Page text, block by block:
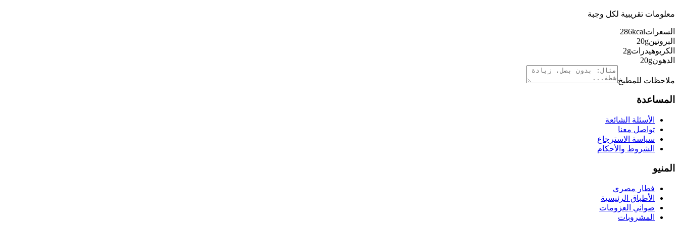
معلومات تقريبية لكل وجبة
السعرات 286kcal
البروتين 20g
الكربوهيدرات 2g
الدهون 20g
ملاحظات للمطبخ
المساعدة
الأسئلة الشائعة
تواصل معنا
سياسة الاسترجاع
الشروط والأحكام
المنيو
فطار مصري
الأطباق الرئيسية
صواني العزومات
المشروبات